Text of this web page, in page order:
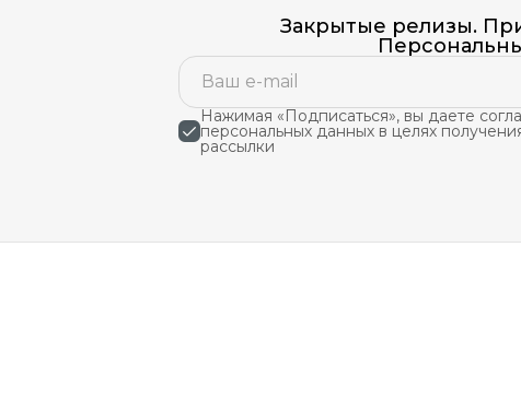
Закрытые релизы.
Нажимая «Подписаться», вы даете
персональных данных в целях
рассылки